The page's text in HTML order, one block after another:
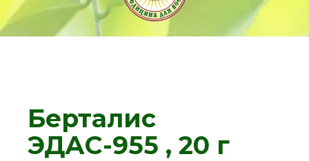
Берталис
ЭДАС-955 , 20 г